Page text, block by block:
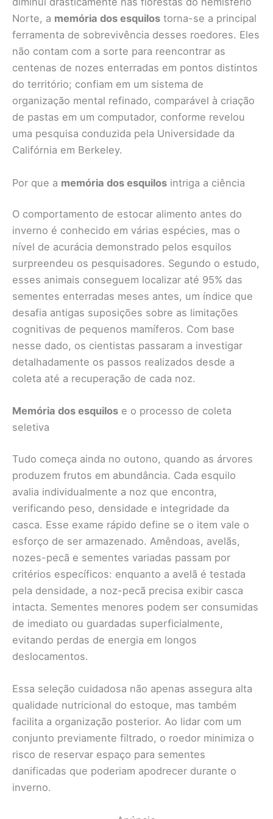
Norte, a memória dos esquilos torna-se a principal
ferramenta de sobrevivência desses roedores. Eles
não contam com a sorte para reencontrar as
centenas de nozes enterradas em pontos distintos
do território; confiam em um sistema de
organização mental refinado, comparável à criação
de pastas em um computador, conforme revelou
uma pesquisa conduzida pela Universidade da
Califórnia em Berkeley.
Por que a memória dos esquilos intriga a ciência
O comportamento de estocar alimento antes do
inverno é conhecido em várias espécies, mas o
nível de acurácia demonstrado pelos esquilos
surpreendeu os pesquisadores. Segundo o estudo,
esses animais conseguem localizar até 95% das
sementes enterradas meses antes, um índice que
desafia antigas suposições sobre as limitações
cognitivas de pequenos mamíferos. Com base
nesse dado, os cientistas passaram a investigar
detalhadamente os passos realizados desde a
coleta até a recuperação de cada noz.
Memória dos esquilos e o processo de coleta
seletiva
Tudo começa ainda no outono, quando as árvores
produzem frutos em abundância. Cada esquilo
avalia individualmente a noz que encontra,
verificando peso, densidade e integridade da
casca. Esse exame rápido define se o item vale o
esforço de ser armazenado. Amêndoas, avelãs,
nozes-pecã e sementes variadas passam por
critérios específicos: enquanto a avelã é testada
pela densidade, a noz-pecã precisa exibir casca
intacta. Sementes menores podem ser consumidas
de imediato ou guardadas superficialmente,
evitando perdas de energia em longos
deslocamentos.
Essa seleção cuidadosa não apenas assegura alta
qualidade nutricional do estoque, mas também
facilita a organização posterior. Ao lidar com um
conjunto previamente filtrado, o roedor minimiza o
risco de reservar espaço para sementes
danificadas que poderiam apodrecer durante o
inverno.